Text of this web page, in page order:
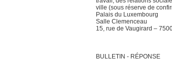
ville (sous réserve de
Palais du Luxembourg
Salle Clemenceau
15, rue de Vaugirard –
BULLETIN - RÉPONSE